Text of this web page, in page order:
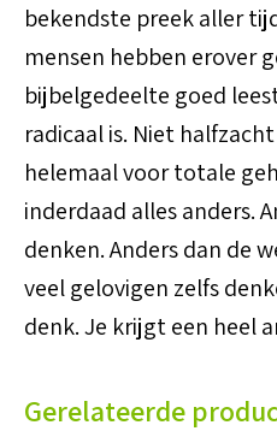
bekendste preek aller
mensen hebben erover
bijbelgedeelte goed
radicaal is. Niet
helemaal voor totale
inderdaad alles anders.
denken. Anders dan de
veel gelovigen zelfs
denk. Je krijgt een heel
Gerelateerde